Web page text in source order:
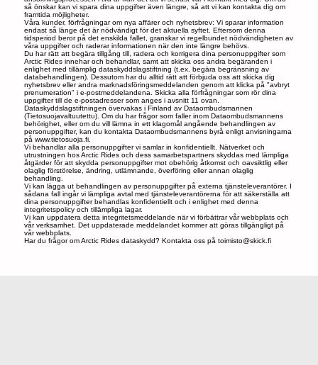
så önskar kan vi spara dina uppgifter även längre, så att vi kan kontakta dig om
framtida möjligheter.
Våra kunder, förfrågningar om nya affärer och nyhetsbrev: Vi sparar information
endast så länge det är nödvändigt för det aktuella syftet. Eftersom denna
tidsperiod beror på det enskilda fallet, granskar vi regelbundet nödvändigheten av
våra uppgifter och raderar informationen när den inte längre behövs.
Du har rätt att begära tillgång till, radera och korrigera dina personuppgifter som
Arctic Rides innehar och behandlar, samt att skicka oss andra begäranden i
enlighet med tillämplig dataskyddslagstiftning (t.ex. begära begränsning av
databehandlingen). Dessutom har du alltid rätt att förbjuda oss att skicka dig
nyhetsbrev eller andra marknadsföringsmeddelanden genom att klicka på "avbryt
prenumeration" i e-postmeddelandena. Skicka alla förfrågningar som rör dina
uppgifter till de e-postadresser som anges i avsnitt 11 ovan.
Dataskyddslagstiftningen övervakas i Finland av Dataombudsmannen
(Tietosuojavaltuutettu). Om du har frågor som faller inom Dataombudsmannens
behörighet, eller om du vill lämna in ett klagomål angående behandlingen av
personuppgifter, kan du kontakta Dataombudsmannens byrå enligt anvisningarna
på www.tietosuoja.fi.
Vi behandlar alla personuppgifter vi samlar in konfidentiellt. Nätverket och
utrustningen hos Arctic Rides och dess samarbetspartners skyddas med lämpliga
åtgärder för att skydda personuppgifter mot obehörig åtkomst och oavsiktlig eller
olaglig förstörelse, ändring, utlämnande, överföring eller annan olaglig
behandling.
Vi kan lägga ut behandlingen av personuppgifter på externa tjänsteleverantörer. I
sådana fall ingår vi lämpliga avtal med tjänsteleverantörerna för att säkerställa att
dina personuppgifter behandlas konfidentiellt och i enlighet med denna
integritetspolicy och tillämpliga lagar.
Vi kan uppdatera detta integritetsmeddelande när vi förbättrar vår webbplats och
vår verksamhet. Det uppdaterade meddelandet kommer att göras tillgängligt på
vår webbplats.
Har du frågor om Arctic Rides dataskydd? Kontakta oss på toimisto@skick.fi